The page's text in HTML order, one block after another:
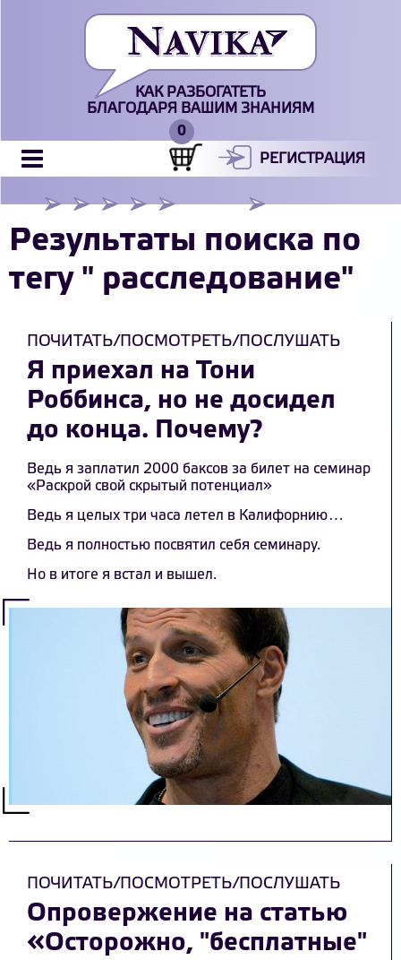
КАК РАЗБОГАТЕТЬ
БЛАГОДАРЯ ВАШИМ ЗНАНИЯМ
РЕГИСТРАЦИЯ
Результаты поиска по
тегу " расследование"
ПОЧИТАТЬ/ПОСМОТРЕТЬ/ПОСЛУШАТЬ
Я приехал на Тони
Роббинса, но не досидел
до конца. Почему?
Ведь я заплатил 2000 баксов за билет на семинар
«Раскрой свой скрытый потенциал»
Ведь я целых три часа летел в Калифорнию…
Ведь я полностью посвятил себя семинару.
Но в итоге я встал и вышел.
ПОЧИТАТЬ/ПОСМОТРЕТЬ/ПОСЛУШАТЬ
Опровержение на статью
«Осторожно, "бесплатные"